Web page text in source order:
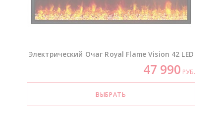
Электрический Очаг Royal Flame Vision 42 LED
47 990 РУБ.